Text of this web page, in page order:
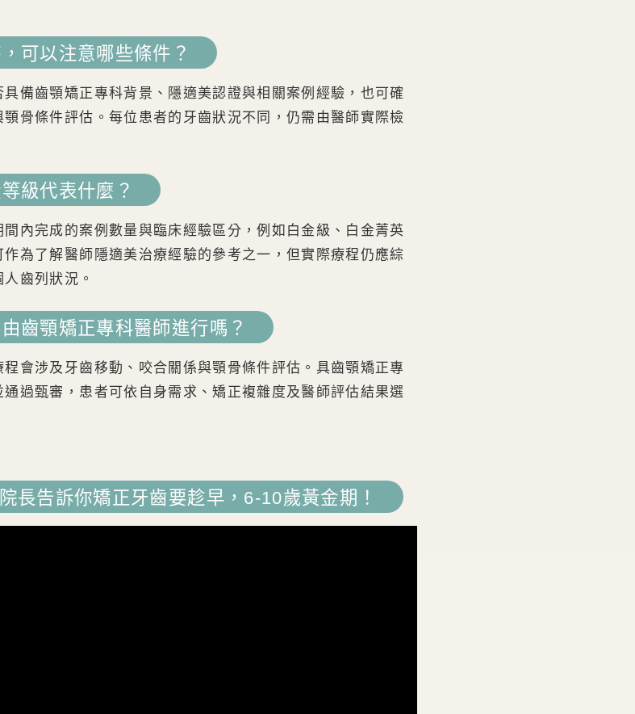
可以注意哪些條件？
備齒顎矯正專科背景、隱適美認證與相關案例經驗，也可確
骨條件評估。每位患者的牙齒狀況不同，仍需由醫師實際檢
級代表什麼？
內完成的案例數量與臨床經驗區分，例如白金級、白金菁英
為了解醫師隱適美治療經驗的參考之一，但實際療程仍應綜
齒列狀況。
齒顎矯正專科醫師進行嗎？
會涉及牙齒移動、咬合關係與顎骨條件評估。具齒顎矯正專
過甄審，患者可依自身需求、矯正複雜度及醫師評估結果選
長告訴你矯正牙齒要趁早，6-10歲黃金期！